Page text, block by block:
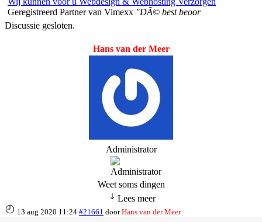
Geregistreerd Partner van Vimexx "DÃ© best beoor
Discussie gesloten.
Hans van der Meer
Administrator
Weet soms dingen
Lees meer
13 aug 2020 11:24 #21661 doorHans van der Meer